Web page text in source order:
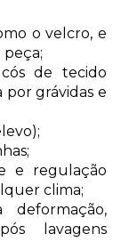
o velcro, e
de tecido
por grávidas e
e regulação
clima;
deformação,
lavagens